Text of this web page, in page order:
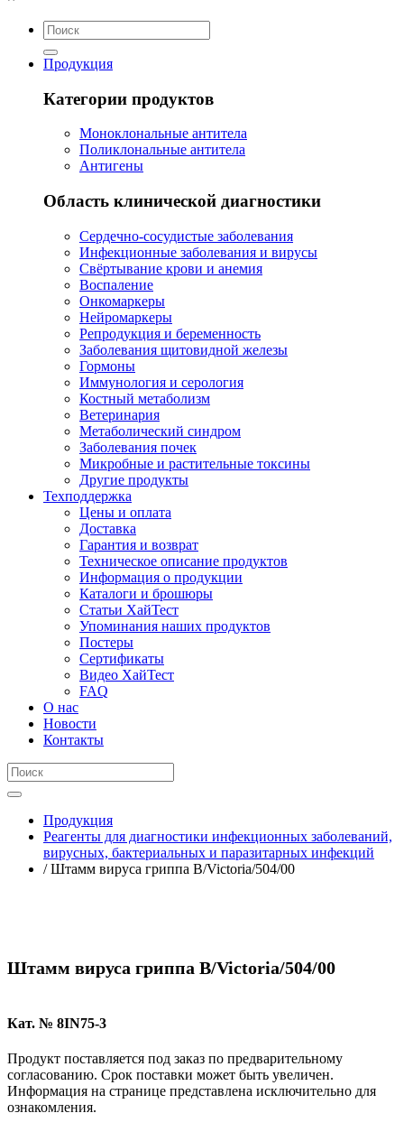
Продукция
Категории продуктов
Моноклональные антитела
Поликлональные антитела
Антигены
Область клинической диагностики
Сердечно-сосудистые заболевания
Инфекционные заболевания и вирусы
Свёртывание крови и анемия
Воспаление
Онкомаркеры
Нейромаркеры
Репродукция и беременность
Заболевания щитовидной железы
Гормоны
Иммунология и серология
Костный метаболизм
Ветеринария
Метаболический синдром
Заболевания почек
Микробные и растительные токсины
Другие продукты
Техподдержка
Цены и оплата
Доставка
Гарантия и возврат
Техническое описание продуктов
Информация о продукции
Каталоги и брошюры
Статьи ХайТест
Упоминания наших продуктов
Постеры
Сертификаты
Видео ХайТест
FAQ
О нас
Новости
Контакты
Продукция
Реагенты для диагностики инфекционных заболеваний,
вирусных, бактериальных и паразитарных инфекций
/ Штамм вируса гриппа B/Victoria/504/00
Штамм вируса гриппа B/Victoria/504/00
Кат. № 8IN75-3
Продукт поставляется под заказ по предварительному
согласованию. Срок поставки может быть увеличен.
Информация на странице представлена исключительно для
ознакомления.